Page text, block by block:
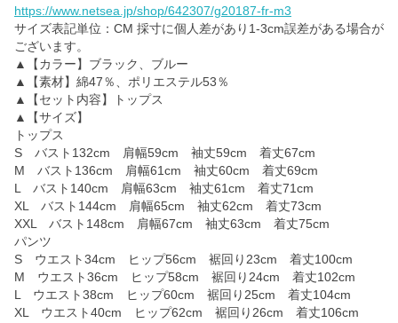
https://www.netsea.jp/shop/642307/g20187-fr-m3
サイズ表記単位：CM 採寸に個人差があり1-3cm誤差がある場合が
ございます。
▲【カラー】ブラック、ブルー
▲【素材】綿47％、ポリエステル53％
▲【セット内容】トップス
▲【サイズ】
トップス
S バスト132cm 肩幅59cm 袖丈59cm 着丈67cm
M バスト136cm 肩幅61cm 袖丈60cm 着丈69cm
L バスト140cm 肩幅63cm 袖丈61cm 着丈71cm
XL バスト144cm 肩幅65cm 袖丈62cm 着丈73cm
XXL バスト148cm 肩幅67cm 袖丈63cm 着丈75cm
パンツ
S ウエスト34cm ヒップ56cm 裾回り23cm 着丈100cm
M ウエスト36cm ヒップ58cm 裾回り24cm 着丈102cm
L ウエスト38cm ヒップ60cm 裾回り25cm 着丈104cm
XL ウエスト40cm ヒップ62cm 裾回り26cm 着丈106cm